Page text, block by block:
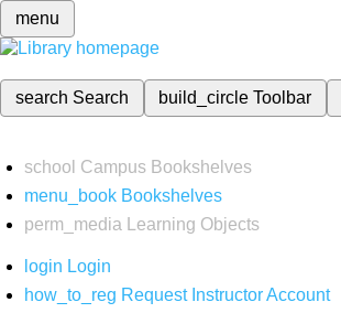
menu
search Search build_circleToolbar
school Campus Bookshelves
menu_book Bookshelves
perm_media
Learning Objects
login Login
how_to_reg Request Instructor Account